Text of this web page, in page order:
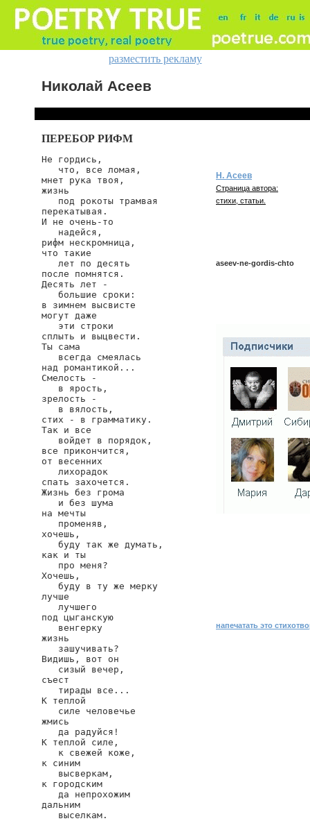
разместить рекламу
Николай Асеев
ПЕРЕБОР РИФМ
Не гордись,
   что, все ломая,
мнет рука твоя,
жизнь
   под рокоты трамвая
перекатывая.
И не очень-то
   надейся,
рифм нескромница,
что такие
   лет по десять
после помнятся.
Десять лет -
   большие сроки:
в зимнем высвисте
могут даже
   эти строки
сплыть и выцвести.
Ты сама
   всегда смеялась
над романтикой...
Смелость -
   в ярость,
зрелость -
   в вялость,
стих - в грамматику.
Так и все
   войдет в порядок,
все прикончится,
от весенних
   лихорадок
спать захочется.
Жизнь без грома
   и без шума
на мечты
   променяв,
хочешь,
   буду так же думать,
как и ты
   про меня?
Хочешь,
   буду в ту же мерку
лучше
   лучшего
под цыганскую
   венгерку
жизнь
   зашучивать?
Видишь, вот он
   сизый вечер,
съест
   тирады все...
К теплой
   силе человечье
жмись
   да радуйся!
К теплой силе,
   к свежей коже,
к синим
   высверкам,
к городским
   да непрохожим
дальним
   выселкам.
Н. Асеев
Страница автора:
стихи, статьи.
aseev-ne-gordis-chto
напечатать это